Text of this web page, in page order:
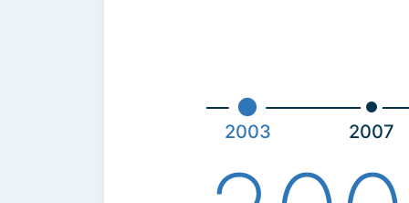
2003 2007